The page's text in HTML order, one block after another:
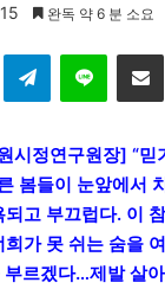
완독 약 6 분 소요
Telegram
시정연구원장] “
봄들이 눈앞에서
고 부끄럽다. 이
가 못 쉬는 숨을
르겠다…제발 살아